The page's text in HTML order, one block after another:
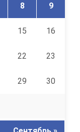
8 9
15 16
22 23
29 30